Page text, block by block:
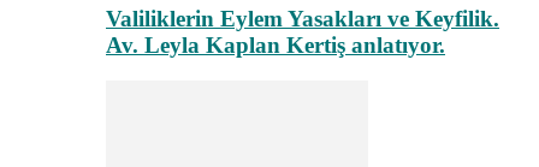
Valiliklerin Eylem Yasakları ve Keyfilik.
Av. Leyla Kaplan Kertiş anlatıyor.